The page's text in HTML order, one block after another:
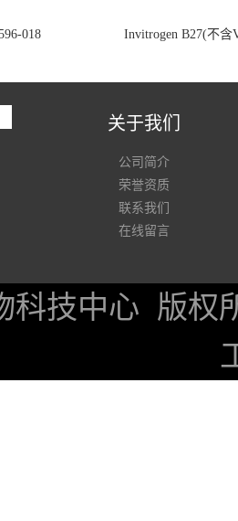
018 Invitrogen B27(不含
关于我们
公司简介
荣誉资质
联系我们
在线留言
科技中心 版权